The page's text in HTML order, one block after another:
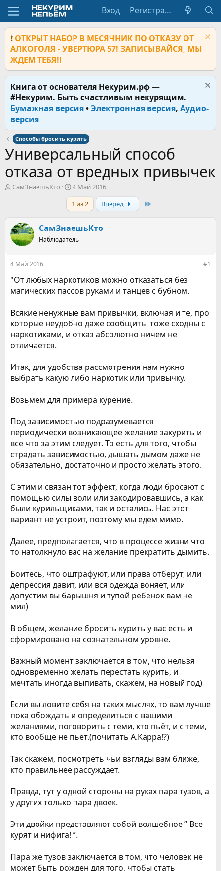
Вход Регистрация
❗ ОТКРЫТ НАБОР В МЕСЯЧНИК ПО ОТКАЗУ ОТ
АЛКОГОЛЯ - УВЕРТЮРА 57! ЗАПИСЫВАЙСЯ, МЫ
ЖДЕМ ТЕБЯ!!
Книга от основателя Некурим.рф —
#Некурим. Быть счастливым некурящим.
Бумажная версия•Электронная версия, Аудио-
версия
Способы бросить курить
Универсальный способ
отказа от вредных привычек
А
т
е
СамЗнаешьКто
Д
а
т
а
а
ч
4 Май 2016
1 из 2
Вперёд
СамЗнаешьКто
Наблюдатель
4 Май 2016 #1
"От любых наркотиков можно отказаться без
магических пассов руками и танцев с бубном.
Всякие ненужные вам привычки, включая и те, про
которые неудобно даже сообщить, тоже сходны с
наркотиками, и отказ абсолютно ничем не
отличается.
Итак, для удобства рассмотрения нам нужно
выбрать какую либо наркотик или привычку.
Возьмем для примера курение.
Под зависимостью подразумевается
периодически возникающее желание закурить и
все что за этим следует. То есть для того, чтобы
страдать зависимостью, дышать дымом даже не
обязательно, достаточно и просто желать этого.
С этим и связан тот эффект, когда люди бросают с
помощью силы воли или закодировавшись, а как
были курильщиками, так и остались. Нас этот
вариант не устроит, поэтому мы едем мимо.
Далее, предполагается, что в процессе жизни что
то натолкнуло вас на желание прекратить дымить.
Боитесь, что оштрафуют, или права отберут, или
депрессия давит, или вся одежда воняет, или
допустим вы барышня и тупой ребенок вам не
мил)
В общем, желание бросить курить у вас есть и
сформировано на сознательном уровне.
Важный момент заключается в том, что нельзя
одновременно желать перестать курить, и
мечтать иногда выпивать, скажем, на новый год)
Если вы ловите себя на таких мыслях, то вам лучше
пока обождать и определиться с вашими
желаниями, поговорить с теми, кто пьёт, и с теми,
кто вообще не пьёт.(почитать А.Карра!?)
Так скажем, посмотреть чьи взгляды вам ближе,
кто правильнее рассуждает.
Правда, тут у одной стороны на руках пара тузов, а
у других только пара двоек.
Эти двойки представляют собой волшебное ” Все
курят и нифига! ”.
Пара же тузов заключается в том, что человек не
может быть рожден для того, чтобы стать